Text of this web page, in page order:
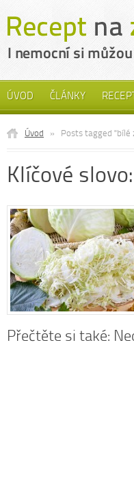
ÚVOD ČLÁNKY
Úvod » Posts tagged "bílé
Klíčové
Přečtěte si také: